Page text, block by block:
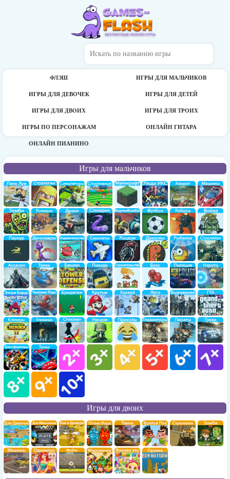
ФЛЭШ ИГРЫ ДЛЯ МАЛЬЧИКОВ
ИГРЫ ДЛЯ ДЕВОЧЕК ИГРЫ ДЛЯ ДЕТЕЙ
ИГРЫ ДЛЯ ДВОИХ ИГРЫ ДЛЯ ТРОИХ
ИГРЫ ПО ПЕРСОНАЖАМ ОНЛАЙН ГИТАРА
ОНЛАЙН ПИАНИНО
Игры для мальчиков
Игры для двоих